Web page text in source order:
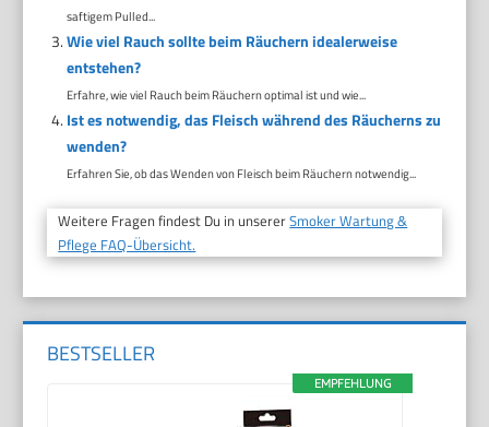
saftigem Pulled...
Wie viel Rauch sollte beim Räuchern idealerweise
entstehen?
Erfahre, wie viel Rauch beim Räuchern optimal ist und wie...
Ist es notwendig, das Fleisch während des Räucherns zu
wenden?
Erfahren Sie, ob das Wenden von Fleisch beim Räuchern notwendig...
Weitere Fragen findest Du in unsererSmoker Wartung &
Pflege FAQ-Übersicht.
BESTSELLER
EMPFEHLUNG